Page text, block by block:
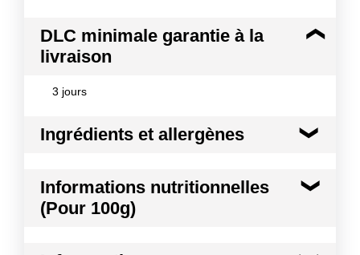
DLC minimale garantie à la
livraison
3 jours
Ingrédients et allergènes
100% colin merlu Nom scientifique : Merluccius
merluccius Zones de pêche : FAO 27 Méthode de
production : sauvage
Informations nutritionnelles
(Pour 100g)